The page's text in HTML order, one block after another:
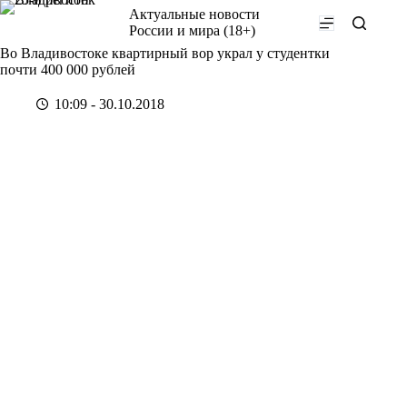
Перейти
Актуальные новости
России и мира (18+)
Во Владивостоке квартирный вор украл у студентки
почти 400 000 рублей
10:09 - 30.10.2018